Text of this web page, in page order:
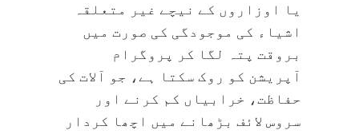
یا اوزاروں کے نیچے غیر متعلقہ
اشیاء کی موجودگی کی صورت میں
بروقت پتہ لگا کر پروگرام
آپریشن کو روک سکتا ہے، جو آلات کی
حفاظت، خرابیاں کم کرنے اور
سروس لائف بڑھانے میں اچھا کردار